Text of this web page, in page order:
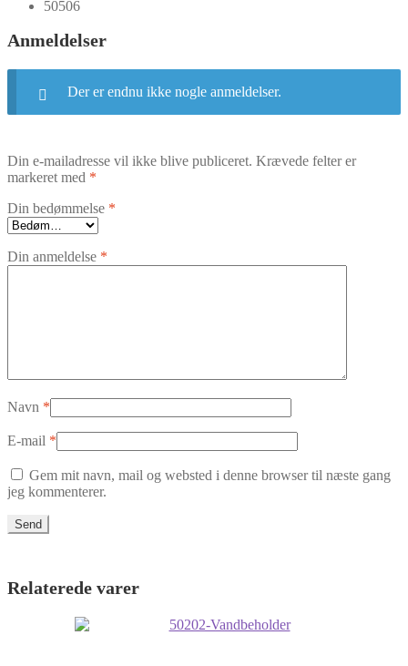
50506
Anmeldelser
Der er endnu ikke nogle anmeldelser.
Din e-mailadresse vil ikke blive publiceret. Krævede felter er
markeret med *
Din bedømmelse *
Din anmeldelse *
Navn *
E-mail *
Gem mit navn, mail og websted i denne browser til næste gang
jeg kommenterer.
Relaterede varer